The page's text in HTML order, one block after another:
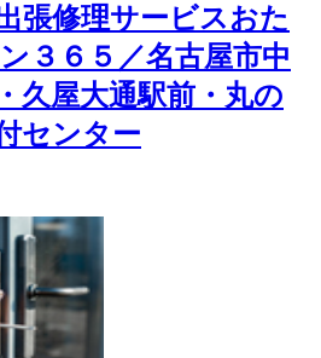
張修理サービスおた
３６５／名古屋市中
久屋大通駅前・丸の
センター